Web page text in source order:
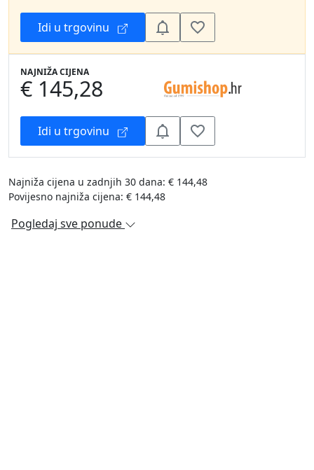
Idi u trgovinu
NAJNIŽA CIJENA
€ 145,28
Idi u trgovinu
Najniža cijena u zadnjih 30 dana: € 144,48
Povijesno najniža cijena: € 144,48
Pogledaj sve ponude